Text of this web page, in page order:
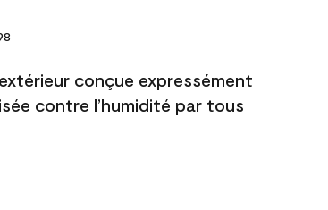
conçue expressément
contre l’humidité par tous